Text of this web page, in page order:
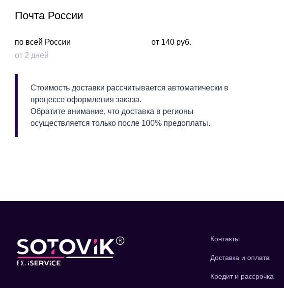
Почта России
по всей России
от 2 дней
от 140 руб.
Стоимость доставки рассчитывается автоматически в
процессе оформления заказа.
Обратите внимание, что доставка в регионы
осуществляется только после 100% предоплаты.
Контакты
Доставка и оплата
Кредит и рассрочка